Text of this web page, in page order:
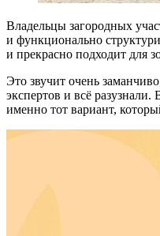
Владельцы загородных
и функционально
и прекрасно подходит для
Это звучит очень
экспертов и всё
именно тот вариант,